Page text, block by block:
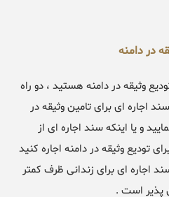
در دامنه
وثیقه در دامنه هستید ، دو راه
اجاره ای برای تامین وثیقه در
و یا اینکه سند اجاره ای از
تودیع وثیقه در دامنه اجاره کنید
اجاره ای برای زندانی ظرف کمتر